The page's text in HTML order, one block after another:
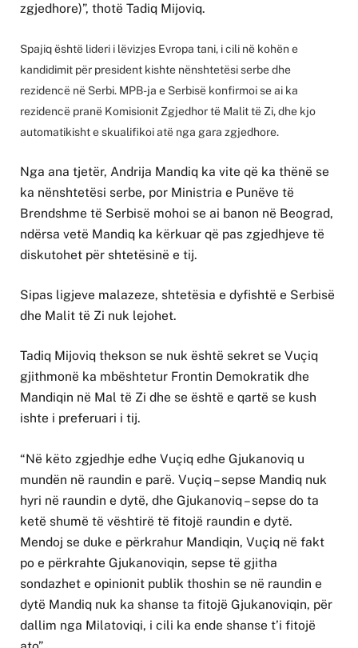
zgjedhore)”, thotë Tadiq Mijoviq.
Spajiq është lideri i lëvizjes Evropa tani, i cili në kohën e
kandidimit për president kishte nënshtetësi serbe dhe
rezidencë në Serbi. MPB-ja e Serbisë konfirmoi se ai ka
rezidencë pranë Komisionit Zgjedhor të Malit të Zi, dhe kjo
automatikisht e skualifikoi atë nga gara zgjedhore.
Nga ana tjetër, Andrija Mandiq ka vite që ka thënë se
ka nënshtetësi serbe, por Ministria e Punëve të
Brendshme të Serbisë mohoi se ai banon në Beograd,
ndërsa vetë Mandiq ka kërkuar që pas zgjedhjeve të
diskutohet për shtetësinë e tij.
Sipas ligjeve malazeze, shtetësia e dyfishtë e Serbisë
dhe Malit të Zi nuk lejohet.
Tadiq Mijoviq thekson se nuk është sekret se Vuçiq
gjithmonë ka mbështetur Frontin Demokratik dhe
Mandiqin në Mal të Zi dhe se është e qartë se kush
ishte i preferuari i tij.
“Në këto zgjedhje edhe Vuçiq edhe Gjukanoviq u
mundën në raundin e parë. Vuçiq – sepse Mandiq nuk
hyri në raundin e dytë, dhe Gjukanoviq – sepse do ta
ketë shumë të vështirë të fitojë raundin e dytë.
Mendoj se duke e përkrahur Mandiqin, Vuçiq në fakt
po e përkrahte Gjukanoviqin, sepse të gjitha
sondazhet e opinionit publik thoshin se në raundin e
dytë Mandiq nuk ka shanse ta fitojë Gjukanoviqin, për
dallim nga Milatoviqi, i cili ka ende shanse t’i fitojë